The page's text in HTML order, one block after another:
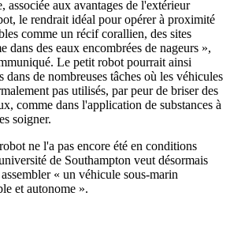
associée aux avantages de l'extérieur
le rendrait idéal pour opérer à proximité
comme un récif corallien, des sites
dans des eaux encombrées de nageurs »,
Le petit robot pourrait ainsi
dans de nombreuses tâches où les véhicules
pas utilisés, par peur de briser des
comme dans l'application de substances à
soigner.
ne l'a pas encore été en conditions
de Southampton veut désormais
« un véhicule sous-marin
et autonome ».